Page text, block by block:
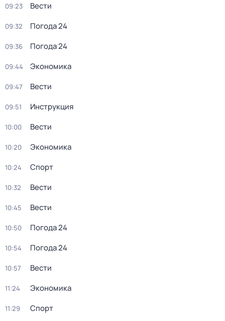
09:23 Вести
09:32 Погода 24
09:36 Погода 24
09:44 Экономика
09:47 Вести
09:51 Инструкция
10:00 Вести
10:20 Экономика
10:24 Спорт
10:32 Вести
10:45 Вести
10:50 Погода 24
10:54 Погода 24
10:57 Вести
11:24 Экономика
11:29 Спорт